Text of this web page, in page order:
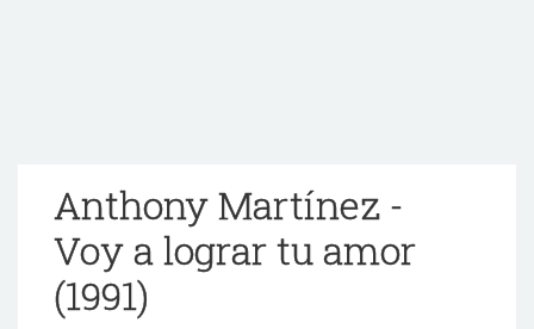
Anthony Martínez -
Voy a lograr tu amor
(1991)